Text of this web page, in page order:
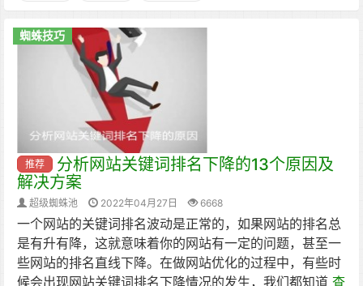
蜘蛛技巧
推荐
分析网站关键词排名下降的13个原因及
解决方案
超级蜘蛛池 2022年04月27日 6668
一个网站的关键词排名波动是正常的，如果网站的排名总
是有升有降，这就意味着你的网站有一定的问题，甚至一
些网站的排名直线下降。在做网站优化的过程中，有些时
候会出现网站关键词排名下降情况的发生，我们都知道 查